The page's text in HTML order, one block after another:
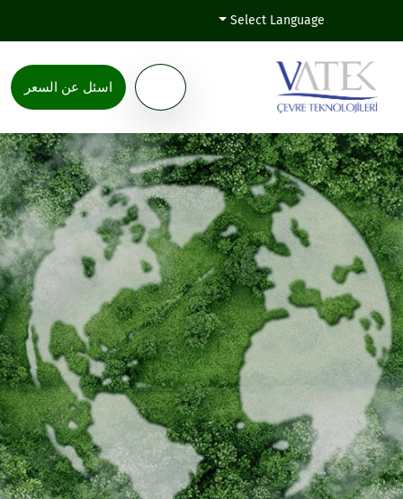
Select Language
اسئل عن السعر